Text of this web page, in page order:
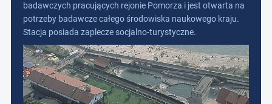
badawczych pracujących rejonie Pomorza i jest otwarta na
potrzeby badawcze całego środowiska naukowego kraju.
Stacja posiada zaplecze socjalno-turystyczne.